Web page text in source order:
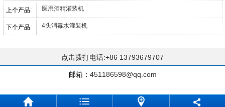
上个产品: 医用酒精灌装机
下个产品: 4头消毒水灌装机
点击拨打电话:+86 13793679707
邮箱： 451186598@qq.com